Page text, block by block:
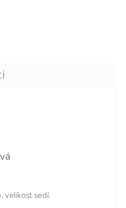
velikost sedí.